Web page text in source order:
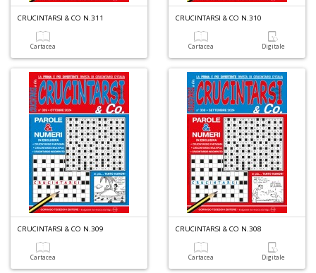
CRUCINTARSI & CO N.311
Cartacea
CRUCINTARSI & CO N.310
Cartacea Digitale
CRUCINTARSI & CO N.309
Cartacea
CRUCINTARSI & CO N.308
Cartacea Digitale